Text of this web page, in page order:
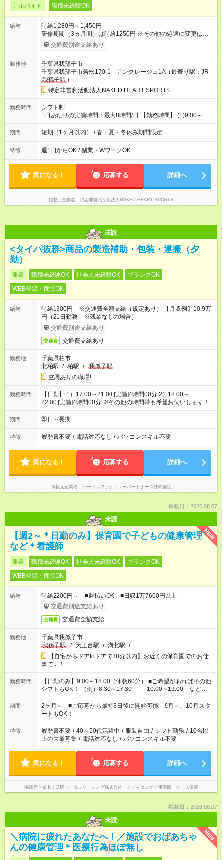
アルバイト 職種未経験OK
給与
時給1,280円～1,450円
研修期間（3ヵ月間）は時給1250円 ※その他の処遇に変更はあ
りません。 【試用期間】試用期間あり 試用期間の長さ：6ヶ月
雇用形態、給与は本採用時と同じです。
交通費別途支給あり
勤務地
千葉県我孫子市
千葉県我孫子市若松170-1 アンクレージュ1A（最寄り駅：JR
我孫子駅 ）
特定非営利活動法人NAKED HEART SPORTS
勤務時間
シフト制
1日あたりの実働時間：最大8時間/日 【勤務時間】 (1)9:00～
13:00 (2)8:30～14:00 (3)10:00～16:00 (4)13:00～17:00 (5)14：
00～17：30 など・・・ ※他時間帯ご相談ください♪
期間 短期（1ヶ月以内） / 春・夏・冬休み期間限定
特徴 週1日からOK / 副業・WワークOK
気になる！ 応募する 詳細へ
掲載元企業名 特定非営利活動法人NAKED HEART SPORTS
未読
<タイパ抜群>商品の製造補助・包装・運搬（夕
勤）
派遣 職種未経験OK 社会人未経験OK
ブランクOK
WEB登録・面接OK
給与
時給1300円 ※交通費全額支給（規定あり） 【月収例】10.9万
円（21日勤務 ※残業なしの場合）
交通費別途支給あり
交通費 交通費支給あり
勤務地
千葉県柏市
北柏駅 / 柏駅 / 我孫子駅
空調ありの職場!
勤務時間
【日勤】 1）17:00～21:00 [実働]4時間00分 2）18:00～
22:00 [実働]4時間00分 ※その他の時間帯も希望お伺いします！
期間 即日～長期
特徴 履歴書不要 / 電話対応なし / パソコンスキル不要
気になる！ 応募する 詳細へ
掲載元企業名 パーソルファクトリーパートナーズ株式会社
掲載日：2026.08.07
未読
NEW
【週2～＊日勤のみ】保育園で子どもの健康管理
など＊看護師
派遣 職種未経験OK 社会人未経験OK
ブランクOK
WEB登録・面接OK
給与
時給2200円～ ■週払いOK ■日収1万7600円以上
交通費別途支給あり
交通費 交通費全額支給
勤務地
千葉県我孫子市
我孫子駅
/ 天王台駅 / 湖北駅 / …
【自宅からドアtoドアで30分以内】お近くの保育園でのお仕
事です！
勤務時間
【日勤のみ】9:00～18:00（休憩60分） ■ご希望があればその他
シフトもOK！ （例）8:30～17:30 10:00～19:00 など
「家族とお休みを合わせたい」 「余裕を持って夕飯の準備がし
たい」 「できれば残業はしたくない」 など、ご希望があれば教
えてくださいね。 ※Wワーク希望の方へ 今ご覧のお仕事で希望
する勤務時間と、もう1つのお仕事の勤務時間。 合計で週40時
間を超える場合は応募できません
期間
2ヶ月～ ■ご応募から最短3日後に開始可能 9月～、10月スタ
ートもOK！
特徴 履歴書不要 / 40～50代活躍中 / 服装自由 / シフト勤務 / 10名以
上の大量募集 / 電話対応なし / パソコンスキル不要
気になる！ 応募する 詳細へ
掲載元企業名 日研トータルソーシング株式会社 メディカルケア事業部 ナース派遣
掲載日：2026.08.07
未読
NEW
＼病院に疲れたあなたへ！／施設でおばあちゃ
んの健康管理＊医療行為ほぼ無し